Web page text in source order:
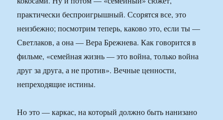
практически беспроигрышный. Ссорятся все, это
неизбежно; посмотрим теперь, каково это, если ты —
Светлаков, а она — Вера Брежнева. Как говорится в
фильме, «семейная жизнь — это война, только война
друг за друга, а не против». Вечные ценности,
непреходящие истины.
Но это — каркас, на который должно быть нанизано